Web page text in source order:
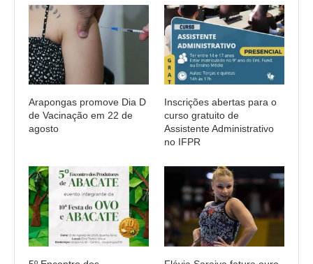
Arapongas promove Dia D
de Vacinação em 22 de
agosto
Inscrições abertas para o
curso gratuito de
Assistente Administrativo
no IFPR